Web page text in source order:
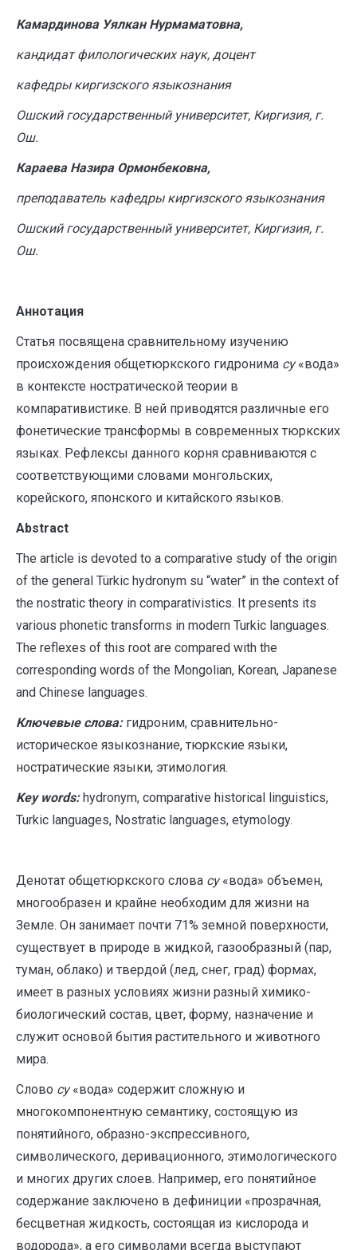
Камардинова Уялкан Нурмаматовна,
кандидат филологических наук, доцент
кафедры киргизского языкознания
Ошский государственный университет, Киргизия, г.
Ош.
Караева Назира Ормонбековна,
преподаватель кафедры киргизского языкознания
Ошский государственный университет, Киргизия, г.
Ош.
Аннотация
Статья посвящена сравнительному изучению
происхождения общетюркского гидронима су«вода»
в контексте ностратической теории в
компаративистике. В ней приводятся различные его
фонетические трансформы в современных тюркских
языках. Рефлексы данного корня сравниваются с
соответствующими словами монгольских,
корейского, японского и китайского языков.
Abstract
The article is devoted to a comparative study of the origin
of the general Türkic hydronym su “water” in the context of
the nostratic theory in comparativistics. It presents its
various phonetic transforms in modern Turkic languages.
The reflexes of this root are compared with the
corresponding words of the Mongolian, Korean, Japanese
and Chinese languages.
Ключевые слова:гидроним, сравнительно-
историческое языкознание, тюркские языки,
ностратические языки, этимология.
Key words:hydronym, comparative historical linguistics,
Turkic languages, Nostratic languages, etymology.
Денотат общетюркского слова су«вода» объемен,
многообразен и крайне необходим для жизни на
Земле. Он занимает почти 71% земной поверхности,
существует в природе в жидкой, газообразный (пар,
туман, облако) и твердой (лед, снег, град) формах,
имеет в разных условиях жизни разный химико-
биологический состав, цвет, форму, назначение и
служит основой бытия растительного и животного
мира.
Слово су«вода» содержит сложную и
многокомпонентную семантику, состоящую из
понятийного, образно-экспрессивного,
символического, деривационного, этимологического
и многих других слоев. Например, его понятийное
содержание заключено в дефиниции «прозрачная,
бесцветная жидкость, состоящая из кислорода и
водорода», а его символами всегда выступают